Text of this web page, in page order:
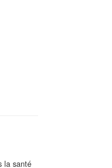
la santé